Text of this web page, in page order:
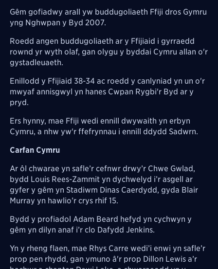
Gêm gofiadwy arall yw buddugoliaeth Ffiji dros Gymru
yng Nghwpan y Byd 2007.
Roedd angen buddugoliaeth ar y Ffijiaid i gyrraedd
rownd yr wyth olaf, gan olygu y byddai Cymru allan o'r
gystadleuaeth.
Enillodd y Ffijiaid 38-34 ac roedd y canlyniad yn un o'r
mwyaf annisgwyl yn hanes Cwpan Rygbi'r Byd ar y
pryd.
Ers hynny, mae Ffiji wedi ennill dwywaith yn erbyn
Cymru, a nhw yw'r ffefrynnau i ennill ddydd Sadwrn.
Carfan Cymru
Ar ôl chwarae yn safle’r cefnwr drwy’r Chwe Gwlad,
bydd Louis Rees-Zammit yn dychwelyd i’r asgell ar
gyfer y gêm yn Stadiwm Dinas Caerdydd, gyda Blair
Murray yn hawlio’r crys rhif 15.
Bydd y profiadol Adam Beard hefyd yn cychwyn y
gêm yn dilyn anaf i’r clo Dafydd Jenkins.
Yn y rheng flaen, mae Rhys Carre wedi’i enwi yn safle’r
prop pen rhydd, gan ymuno â'r prop Dillon Lewis a’r